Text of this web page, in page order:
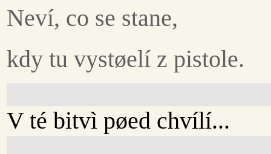
Neví, co se stane,
kdy tu vystøelí z pistole.
V té bitvì pøed chvílí...